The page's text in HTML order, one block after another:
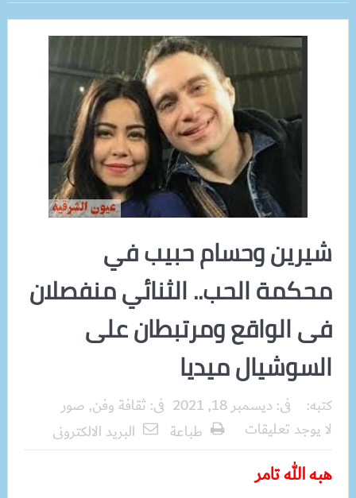
شيرين وحسام حبيب في
محكمة الحب.. الثنائي منفصلان
فى الواقع ومرتبطان على
السوشيال ميديا
كتبه: فى: ديسمبر 18, 2021 فى: ثقافة وفن, صور
لا يوجد تعليقات
طباعة البريد الالكترونى
هبه الله تامر